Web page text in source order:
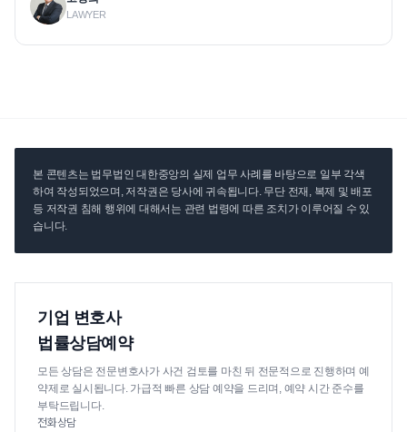
LAWYER
본 콘텐츠는 법무법인 대한중앙의 실제 업무 사례를 바탕으로 일부 각색
하여 작성되었으며, 저작권은 당사에 귀속됩니다. 무단 전재, 복제 및 배포
등 저작권 침해 행위에 대해서는 관련 법령에 따른 조치가 이루어질 수 있
습니다.
기업 변호사
법률상담예약
모든 상담은 전문변호사가 사건 검토를 마친 뒤 전문적으로 진행하며 예
약제로 실시됩니다. 가급적 빠른 상담 예약을 드리며, 예약 시간 준수를
부탁드립니다.
전화상담